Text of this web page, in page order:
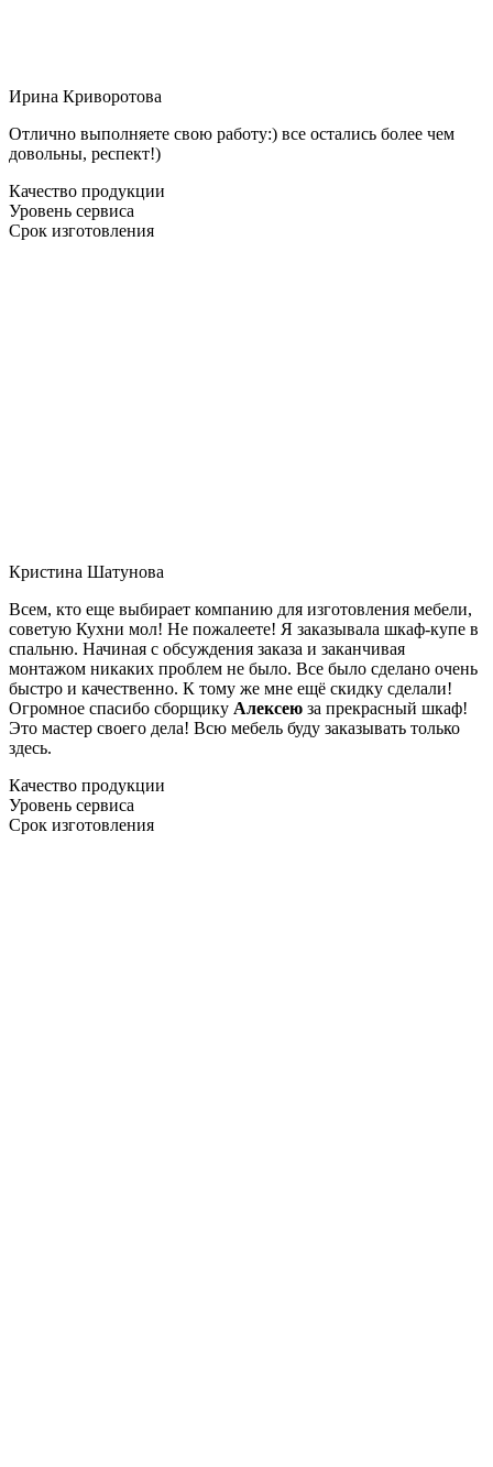
Ирина Криворотова
Отлично выполняете свою работу:) все остались более чем
довольны, респект!)
Качество продукции
Уровень сервиса
Срок изготовления
Кристина Шатунова
Всем, кто еще выбирает компанию для изготовления мебели,
советую Кухни мол! Не пожалеете! Я заказывала шкаф-купе в
спальню. Начиная с обсуждения заказа и заканчивая
монтажом никаких проблем не было. Все было сделано очень
быстро и качественно. К тому же мне ещё скидку сделали!
Огромное спасибо сборщику Алексею за прекрасный шкаф!
Это мастер своего дела! Всю мебель буду заказывать только
здесь.
Качество продукции
Уровень сервиса
Срок изготовления